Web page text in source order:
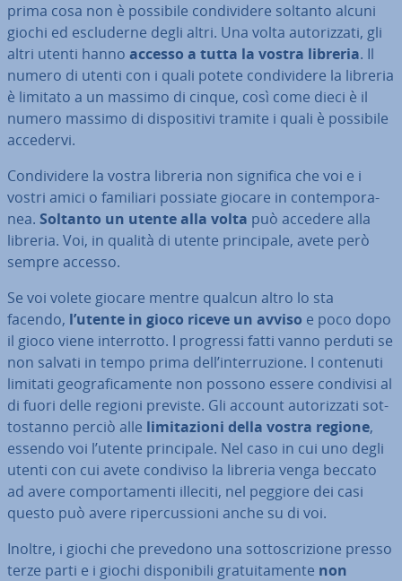
prima cosa non è possibile con­di­vi­de­re soltanto alcuni
giochi ed esclu­der­ne degli altri. Una volta au­to­riz­za­ti, gli
altri utenti hanno accesso a tutta la vostra libreria. Il
numero di utenti con i quali potete con­di­vi­de­re la libreria
è limitato a un massimo di cinque, così come dieci è il
numero massimo di di­spo­si­ti­vi tramite i quali è possibile
accedervi.
Con­di­vi­de­re la vostra libreria non significa che voi e i
vostri amici o familiari possiate giocare in con­tem­po­ra­
nea. Soltanto un utente alla volta può accedere alla
libreria. Voi, in qualità di utente prin­ci­pa­le, avete però
sempre accesso.
Se voi volete giocare mentre qualcun altro lo sta
facendo, l’utente in gioco riceve un avviso e poco dopo
il gioco viene in­ter­rot­to. I progressi fatti vanno perduti se
non salvati in tempo prima dell’in­ter­ru­zio­ne. I contenuti
limitati geo­gra­fi­ca­men­te non possono essere condivisi al
di fuori delle regioni previste. Gli account au­to­riz­za­ti sot­
to­stan­no perciò alle li­mi­ta­zio­ni della vostra regione,
essendo voi l’utente prin­ci­pa­le. Nel caso in cui uno degli
utenti con cui avete condiviso la libreria venga beccato
ad avere com­por­ta­men­ti illeciti, nel peggiore dei casi
questo può avere ri­per­cus­sio­ni anche su di voi.
Inoltre, i giochi che prevedono una sot­to­scri­zio­ne presso
terze parti e i giochi di­spo­ni­bi­li gra­tui­ta­men­te non